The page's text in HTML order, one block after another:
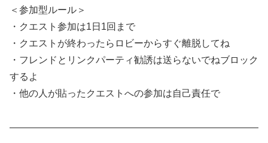
＜参加型ルール＞
・クエスト参加は1日1回まで
・クエストが終わったらロビーからすぐ離脱してね
・フレンドとリンクパーティ勧誘は送らないでねブロック
するよ
・他の人が貼ったクエストへの参加は自己責任で
——————————————————————————